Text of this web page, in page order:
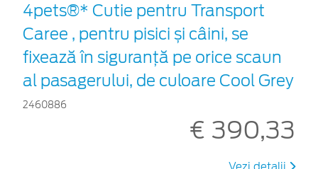
4pets®* Cutie pentru Transport
Caree , pentru pisici și câini, se
fixează în siguranță pe orice scaun
al pasagerului, de culoare Cool Grey
2460886
€ 390,33